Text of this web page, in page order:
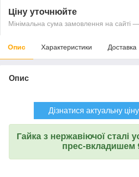
Ціну уточнюйте
Мінімальна сума замовлення на сайті
Опис Характеристики Доставка
Опис
Дізнатися актуальну
Гайка з нержавіючої сталі
прес-вкладишем